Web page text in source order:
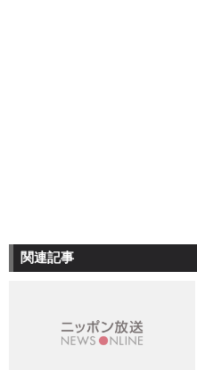
関連記事